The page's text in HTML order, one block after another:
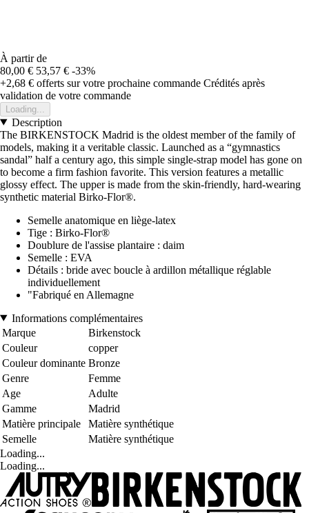
À partir de
80,00 € 53,57 € -33%
+2,68 € offerts sur votre prochaine commande Crédités après
validation de votre commande
Loading...
Description
The BIRKENSTOCK Madrid is the oldest member of the family of
models, making it a veritable classic. Launched as a “gymnastics
sandal” half a century ago, this simple single-strap model has gone on
to become a firm fashion favorite. This version features a metallic
glossy effect. The upper is made from the skin-friendly, hard-wearing
synthetic material Birko-Flor®.
Semelle anatomique en liège-latex
Tige : Birko-Flor®
Doublure de l'assise plantaire : daim
Semelle : EVA
Détails : bride avec boucle à ardillon métallique réglable
individuellement
"Fabriqué en Allemagne
Informations complémentaires
Marque
Birkenstock
Couleur
copper
Couleur dominante Bronze
Genre
Femme
Age
Adulte
Gamme
Madrid
Matière principale
Matière synthétique
Semelle
Matière synthétique
Loading...
Loading...